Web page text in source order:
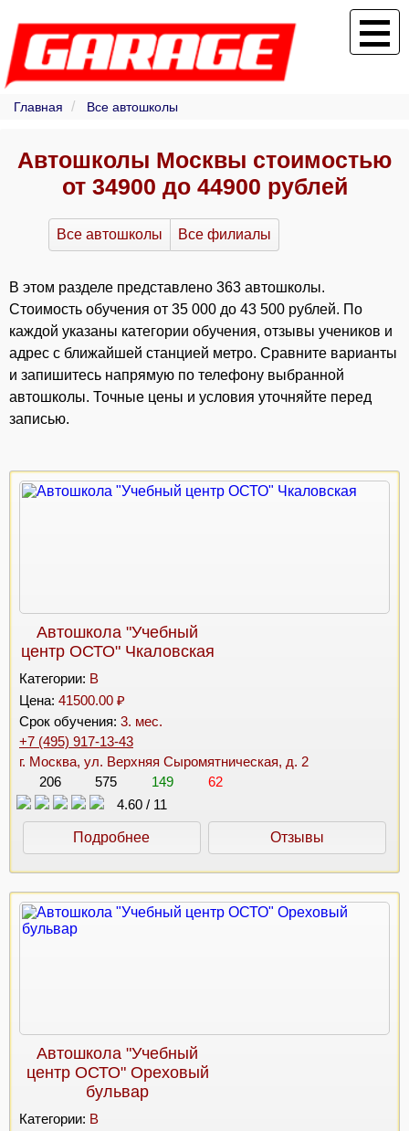
Главная Все автошколы
Автошколы Москвы стоимостью
от 34900 до 44900 рублей
Все автошколы Все филиалы
В этом разделе представлено 363 автошколы.
Стоимость обучения от 35 000 до 43 500 рублей. По
каждой указаны категории обучения, отзывы учеников и
адрес с ближайшей станцией метро. Сравните варианты
и запишитесь напрямую по телефону выбранной
автошколы. Точные цены и условия уточняйте перед
записью.
Автошкола "Учебный
центр ОСТО" Чкаловская
Категории: B
Цена: 41500.00 ₽
Срок обучения: 3. мес.
+7 (495) 917-13-43
г. Москва, ул. Верхняя Сыромятническая, д. 2
206
575 149
62
4.60 / 11
Подробнее Отзывы
Автошкола "Учебный
центр ОСТО" Ореховый
бульвар
Категории: B